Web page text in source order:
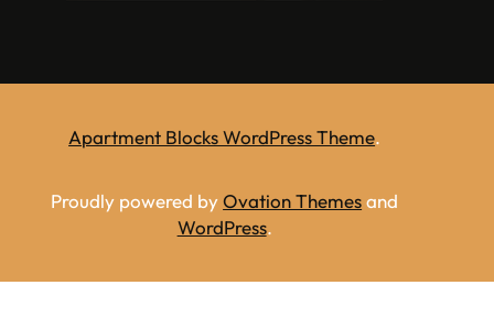
Apartment Blocks WordPress Theme.
Proudly powered byOvation Themesand
WordPress.